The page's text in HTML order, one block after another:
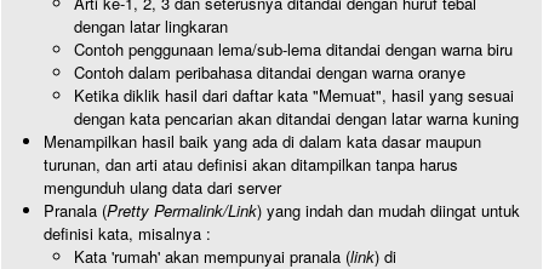
dengan latar lingkaran
Contoh penggunaan lema/sub-lema ditandai dengan warna biru
Contoh dalam peribahasa ditandai dengan warna oranye
Ketika diklik hasil dari daftar kata "Memuat", hasil yang sesuai
dengan kata pencarian akan ditandai dengan latar warna kuning
Menampilkan hasil baik yang ada di dalam kata dasar maupun
turunan, dan arti atau definisi akan ditampilkan tanpa harus
mengunduh ulang data dari server
Pranala (Pretty Permalink/Link) yang indah dan mudah diingat untuk
definisi kata, misalnya :
Kata 'rumah' akan mempunyai pranala (link) di